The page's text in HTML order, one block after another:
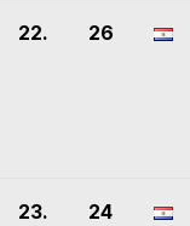
22. 26
23. 24